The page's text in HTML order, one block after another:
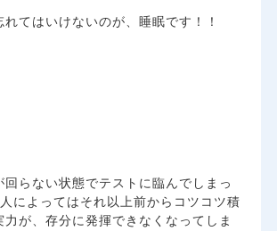
てはいけないのが、睡眠です！！
回らない状態でテストに臨んでしまっ
によってはそれ以上前からコツコツ積
力が、存分に発揮できなくなってしま